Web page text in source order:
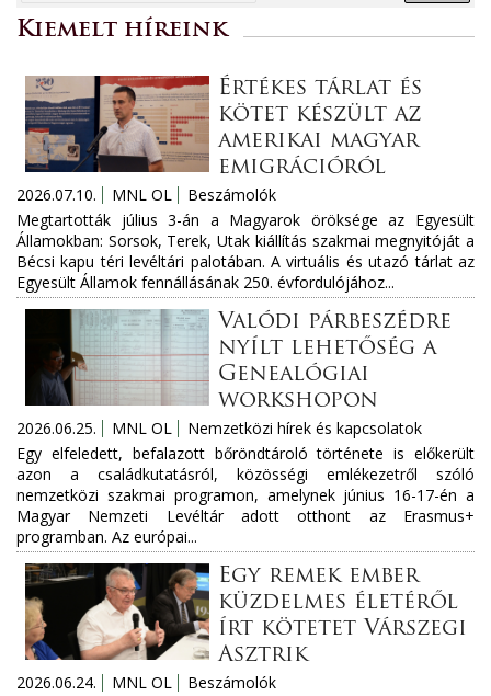
Kiemelt híreink
Értékes tárlat és
kötet készült az
amerikai magyar
emigrációról
2026.07.10. MNL OL
Beszámolók
Megtartották július 3-án a Magyarok öröksége az Egyesült
Államokban: Sorsok, Terek, Utak kiállítás szakmai megnyitóját a
Bécsi kapu téri levéltári palotában. A virtuális és utazó tárlat az
Egyesült Államok fennállásának 250. évfordulójához...
Valódi párbeszédre
nyílt lehetőség a
Genealógiai
workshopon
2026.06.25. MNL OL
Nemzetközi hírek és kapcsolatok
Egy elfeledett, befalazott bőröndtároló története is előkerült
azon a családkutatásról, közösségi emlékezetről szóló
nemzetközi szakmai programon, amelynek június 16-17-én a
Magyar Nemzeti Levéltár adott otthont az Erasmus+
programban. Az európai...
Egy remek ember
küzdelmes életéről
írt kötetet Várszegi
Asztrik
2026.06.24. MNL OL
Beszámolók